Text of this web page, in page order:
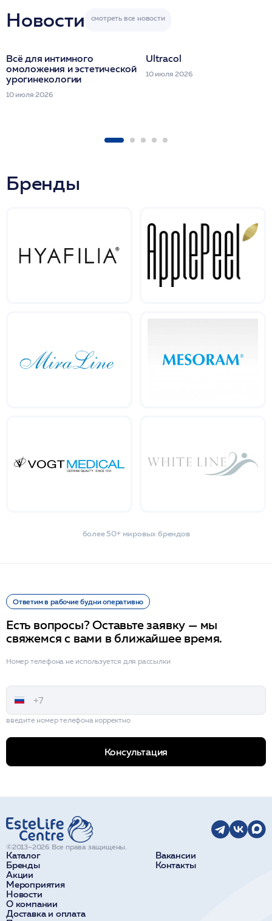
Новости
Всё для интимного
омоложения и эстетической
урогинекологии
10 июля 2026
Ultracol
10 июля 2026
Бренды
более 50+ мировых брендов
Ответим в рабочие будни оперативно
Есть вопросы? Оставьте заявку — мы
свяжемся с вами в ближайшее время.
Номер телефона не используется для рассылки
введите номер телефона корректно
Консультация
Каталог
Бренды
Акции
Мероприятия
Новости
О компании
Доставка и оплата
Вакансии
Контакты
©2013–2026 Все права защищены.